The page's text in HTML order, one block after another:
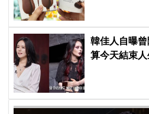
韓佳人自曝
算今天結束